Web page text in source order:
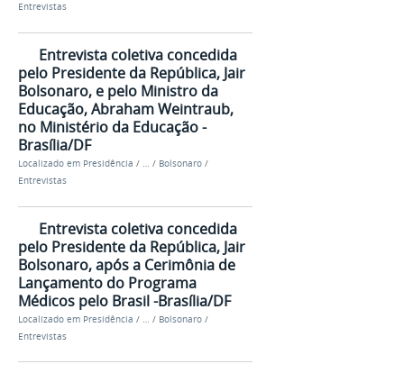
Entrevistas
Entrevista coletiva concedida
pelo Presidente da República, Jair
Bolsonaro, e pelo Ministro da
Educação, Abraham Weintraub,
no Ministério da Educação -
Brasília/DF
Localizado em Presidência / … / Bolsonaro /
Entrevistas
Entrevista coletiva concedida
pelo Presidente da República, Jair
Bolsonaro, após a Cerimônia de
Lançamento do Programa
Médicos pelo Brasil -Brasília/DF
Localizado em Presidência / … / Bolsonaro /
Entrevistas